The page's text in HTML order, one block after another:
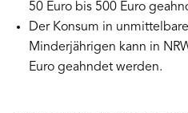
50 Euro bis 500 Euro
Der Konsum in
Minderjährigen kann in
Euro geahndet werden.